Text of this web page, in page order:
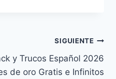
SIGUIENTE
y Trucos Español 2026
de oro Gratis e Infinitos